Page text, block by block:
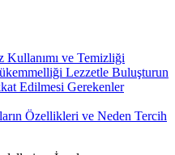
ve Temizliği
Lezzetle Buluşturun
Edilmesi Gerekenler
Özellikleri ve Neden Tercih